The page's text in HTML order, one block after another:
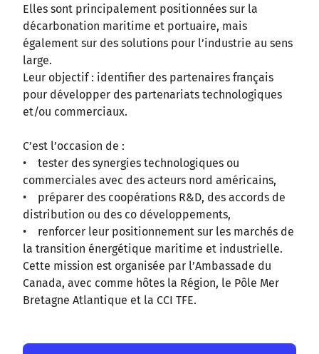
Elles sont principalement positionnées sur la
décarbonation maritime et portuaire, mais
également sur des solutions pour l’industrie au sens
large.
Leur objectif : identifier des partenaires français
pour développer des partenariats technologiques
et/ou commerciaux.
C’est l’occasion de :
• tester des synergies technologiques ou
commerciales avec des acteurs nord américains,
• préparer des coopérations R&D, des accords de
distribution ou des co développements,
• renforcer leur positionnement sur les marchés de
la transition énergétique maritime et industrielle.
Cette mission est organisée par l’Ambassade du
Canada, avec comme hôtes la Région, le Pôle Mer
Bretagne Atlantique et la CCI TFE.